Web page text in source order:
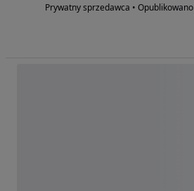
Prywatny sprzedawca • Opublikowano